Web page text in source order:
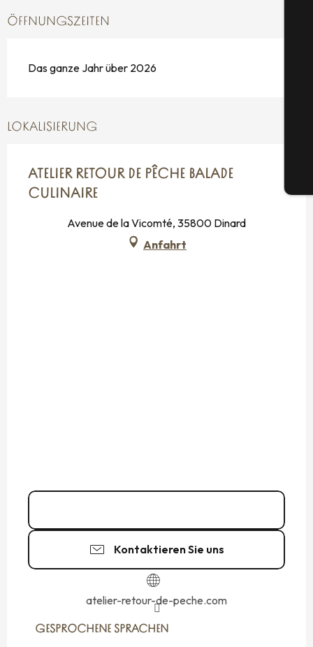
ÖFFNUNGSZEITEN
Das ganze Jahr über 2026
LOKALISIERUNG
ATELIER RETOUR DE PÊCHE BALADE
CULINAIRE
Avenue de la Vicomté, 35800 Dinard
Anfahrt
Kontaktieren Sie uns
atelier-retour-de-peche.com
GESPROCHENE SPRACHEN
GESPROCHENE SPRACHEN